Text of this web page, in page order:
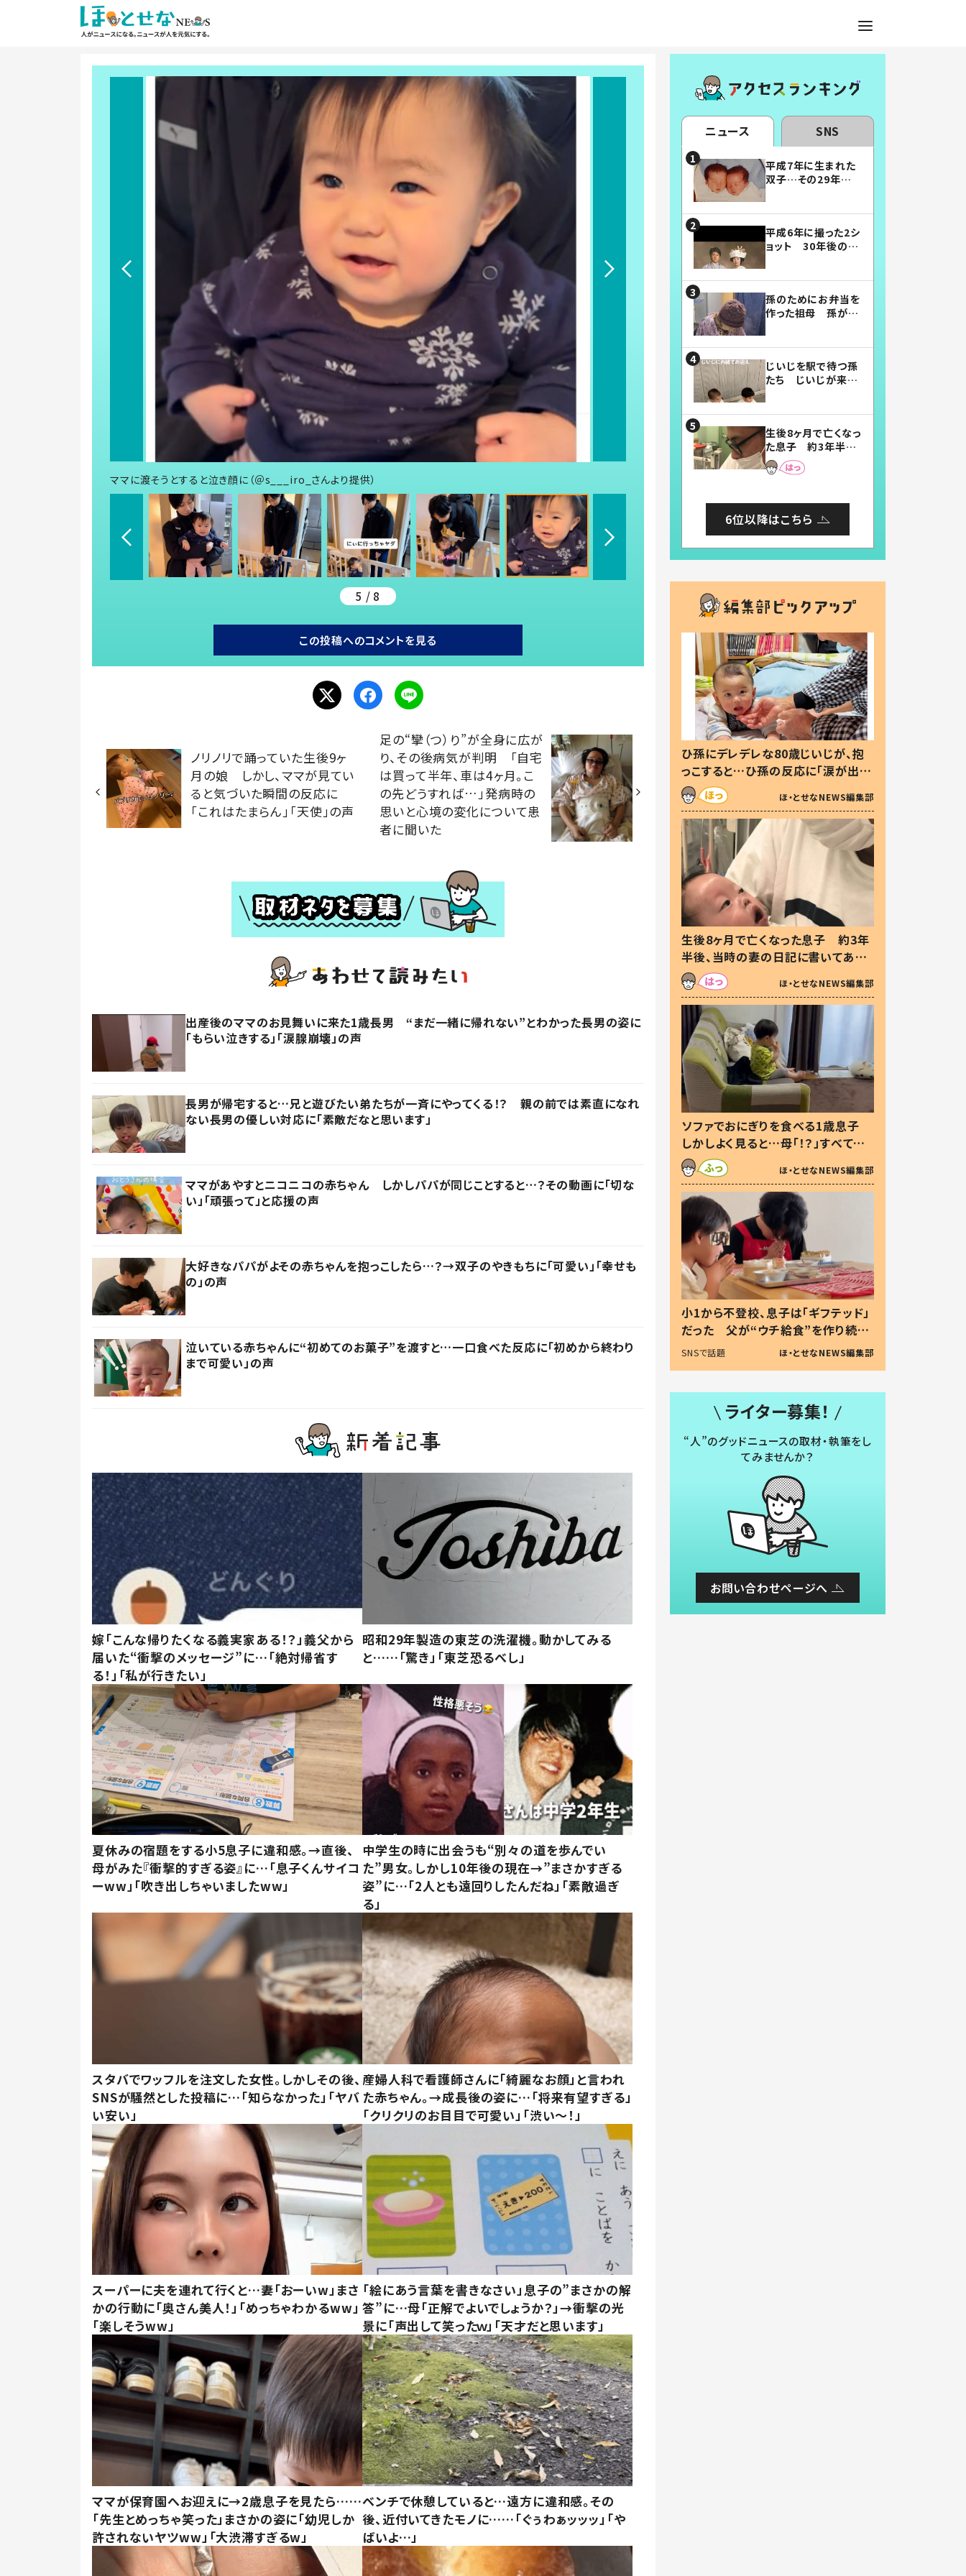
ママに渡そうとすると泣き顔に（＠s___iro_さんより提供）
5 / 8
この投稿へのコメントを見る
ノリノリで踊っていた生後9ヶ
月の娘 しかし、ママが見てい
ると気づいた瞬間の反応に
「これはたまらん」「天使」の声
足の“攣（つ）り”が全身に広が
り、その後病気が判明 「自宅
は買って半年、車は4ヶ月。こ
の先どうすれば…」発病時の
思いと心境の変化について患
者に聞いた
出産後のママのお見舞いに来た1歳長男 “まだ一緒に帰れない”とわかった長男の姿に
「もらい泣きする」「涙腺崩壊」の声
長男が帰宅すると…兄と遊びたい弟たちが一斉にやってくる！？ 親の前では素直になれ
ない長男の優しい対応に「素敵だなと思います」
ママがあやすとニコニコの赤ちゃん しかしパパが同じことすると…？その動画に「切な
い」「頑張って」と応援の声
大好きなパパがよその赤ちゃんを抱っこしたら…？→双子のやきもちに「可愛い」「幸せも
の」の声
泣いている赤ちゃんに“初めてのお菓子”を渡すと…一口食べた反応に「初めから終わり
まで可愛い」の声
嫁「こんな帰りたくなる義実家ある！？」義父から
届いた“衝撃のメッセージ”に…「絶対帰省す
る！」「私が行きたい」
昭和29年製造の東芝の洗濯機。動かしてみる
と……「驚き」「東芝恐るべし」
夏休みの宿題をする小5息子に違和感。→直後、
母がみた『衝撃的すぎる姿』に…「息子くんサイコ
ーww」「吹き出しちゃいましたww」
中学生の時に出会うも“別々の道を歩んでい
た”男女。しかし10年後の現在→”まさかすぎる
姿”に…「2人とも遠回りしたんだね」「素敵過ぎ
る」
スタバでワッフルを注文した女性。しかしその後、
SNSが騒然とした投稿に…「知らなかった」「ヤバ
い安い」
産婦人科で看護師さんに「綺麗なお顔」と言われ
た赤ちゃん。→成長後の姿に…「将来有望すぎる」
「クリクリのお目目で可愛い」「渋い～！」
スーパーに夫を連れて行くと…妻「おーいw」まさ
かの行動に「奥さん美人！」「めっちゃわかるww」
「楽しそうww」
「絵にあう言葉を書きなさい」息子の”まさかの解
答”に…母「正解でよいでしょうか？」→衝撃の光
景に「声出して笑ったｗ」「天才だと思います」
ママが保育園へお迎えに→2歳息子を見たら……
「先生とめっちゃ笑った」まさかの姿に「幼児しか
許されないヤツww」「大渋滞すぎるw」
ベンチで休憩していると…遠方に違和感。その
後、近付いてきたモノに……「ぐぅわぁッッッ」「や
ばいよ…」
ニュース SNS
平成7年に生まれた
双子…その29年後
平成6年に撮った2シ
ョット 30年後の姿
孫のためにお弁当を
作った祖母 孫が絶
じいじを駅で待つ孫
たち じいじが来た
まらない」「幸せにな
れる」
生後8ヶ月で亡くなっ
た息子 約3年半
後、当時の妻の日記
に書いてあった本音
6位以降はこちら
ひ孫にデレデレな80歳じいじが、抱
っこすると…ひ孫の反応に「涙が出ま
した」「可愛くて仕方ない」
ほ・とせなNEWS編集部
生後8ヶ月で亡くなった息子 約3年
半後、当時の妻の日記に書いてあっ
た本音とは
ほ・とせなNEWS編集部
ソファでおにぎりを食べる1歳息子
しかしよく見ると…母「！？」すべてを
察した母の投稿に「可愛いから許
す！」「現行犯〜」
ほ・とせなNEWS編集部
小1から不登校、息子は「ギフテッド」
だった 父が“ウチ給食”を作り続け
る理由とは #令和の親 #令和の子
SNSで話題 ほ・とせなNEWS編集部
ライター募集！
“人”のグッドニュースの取材・執筆をし
てみませんか？
お問い合わせページへ